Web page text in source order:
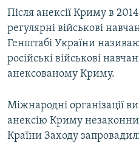
Після анексії Криму в
регулярні військові
Генштабі України
російські військові
анексованому Криму.
Міжнародні організації
анексію Криму
Країни Заходу